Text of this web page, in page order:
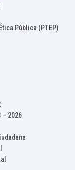
Pública (PTEP)
– 2026